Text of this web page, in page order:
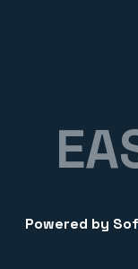
EA
Powered by